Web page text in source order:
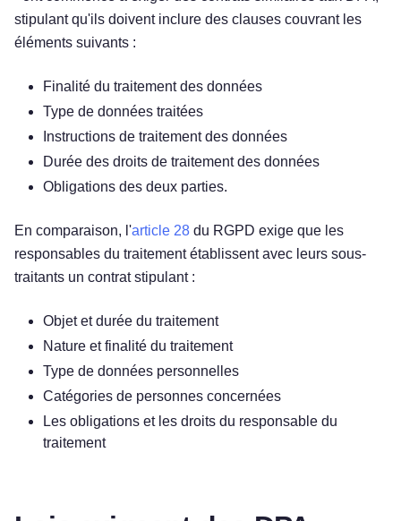
stipulant qu'ils doivent inclure des clauses couvrant les
éléments suivants :
Finalité du traitement des données
Type de données traitées
Instructions de traitement des données
Durée des droits de traitement des données
Obligations des deux parties.
En comparaison, l'article 28 du RGPD exige que les
responsables du traitement établissent avec leurs sous-
traitants un contrat stipulant :
Objet et durée du traitement
Nature et finalité du traitement
Type de données personnelles
Catégories de personnes concernées
Les obligations et les droits du responsable du
traitement